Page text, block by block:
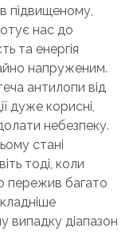
підвищеному,
нас до
та енергія
напруженим.
антилопи від
дуже корисні,
небезпеку.
стані
тоді, коли
пережив багато
випадку діапазон